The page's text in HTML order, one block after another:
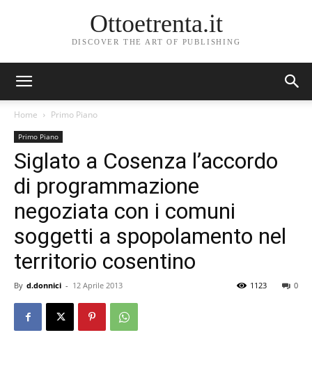
Ottoetrenta.it
DISCOVER THE ART OF PUBLISHING
Home Primo Piano
Primo Piano
Siglato a Cosenza l’accordo
di programmazione
negoziata con i comuni
soggetti a spopolamento nel
territorio cosentino
By d.donnici - 12 Aprile 2013 0
1123